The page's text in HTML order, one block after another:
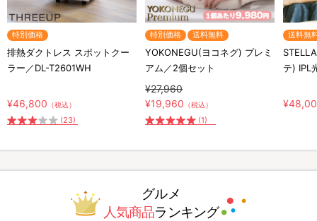
特別価格
排熱ダクトレス スポットクー
ラー／DL-T2601WH
¥46,800 （税込）
(23)
特別価格 送料無料
YOKONEGU(ヨコネグ) プレミ
アム／2個セット
¥27,960
¥19,960 （税込）
(1)
送料無
テ) IPL
グルメ
人気商品ランキング